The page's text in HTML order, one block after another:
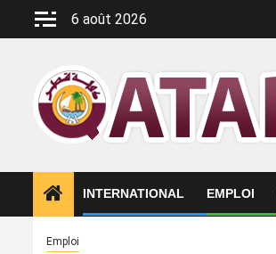
6 août 2026
INTERNATIONAL EMPLOI
Emploi